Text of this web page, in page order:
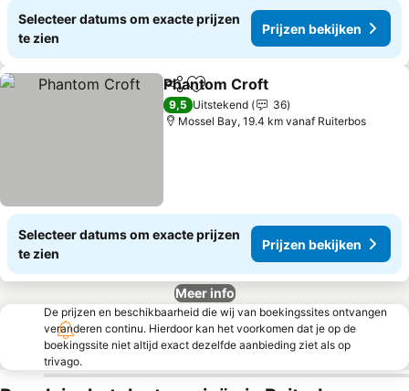
Selecteer datums om exacte prijzen
te zien
Prijzen bekijken
DelenToevoegen aan favorieten
Phantom Croft
9,5 Uitstekend
36
Mossel Bay, 19.4 km vanaf Ruiterbos
Selecteer datums om exacte prijzen
te zien
Prijzen bekijken
Meer info
De prijzen en beschikbaarheid die wij van boekingssites ontvangen
veranderen continu. Hierdoor kan het voorkomen dat je op de
boekingssite niet altijd exact dezelfde aanbieding ziet als op
trivago.